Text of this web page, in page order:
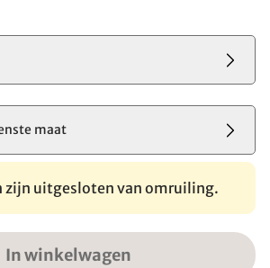
maat
zijn uitgesloten van omruiling.
In winkelwagen